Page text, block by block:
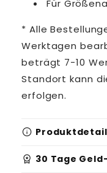
Für
* Alle
Werktagen
beträgt 7-10
Standort kann
erfolgen.
info
workspace_premium 30 Tage